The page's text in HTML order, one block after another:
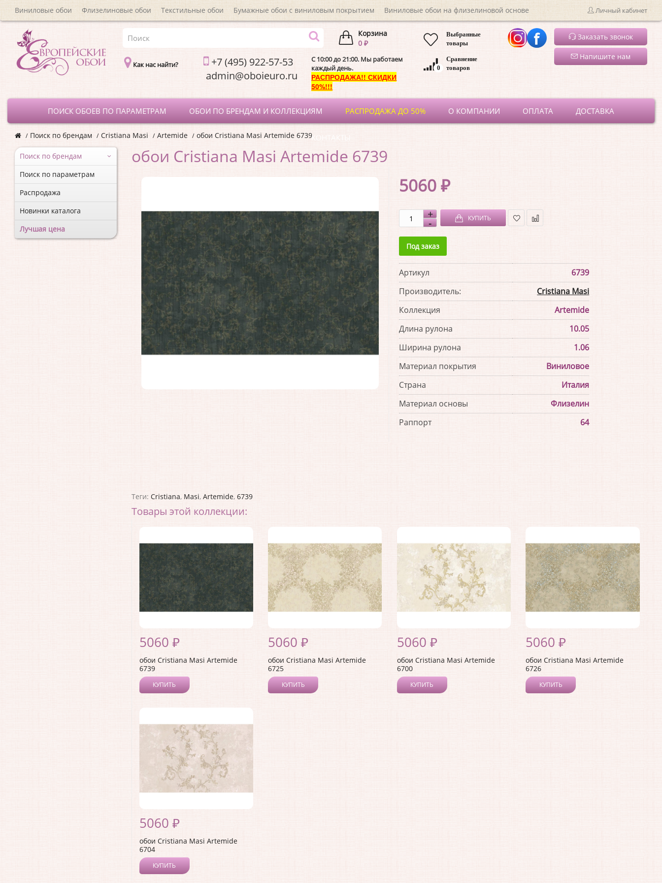
Виниловые обои Флизелиновые обои Текстильные обои Бумажные обои с виниловым покрытием Виниловые обои на флизелиновой основе Личный кабинет
Корзина
0 ₽
Как нас найти?
+7 (495) 922-57-53
admin@oboieuro.ru
C 10:00 до 21:00. Мы работаем
каждый день.
РАСПРОДАЖА!! СКИДКИ
50%!!!
Выбранные
товары
Сравнение
товаров
0
Заказать звонок
Напишите нам
ПОИСК ОБОЕВ ПО ПАРАМЕТРАМ ОБОИ ПО БРЕНДАМ И КОЛЛЕКЦИЯМ РАСПРОДАЖА ДО 50% О КОМПАНИИ ОПЛАТА ДОСТАВКА
КОНТАКТЫ
Поиск по брендам Cristiana Masi Artemide обои Cristiana Masi Artemide 6739
Поиск по брендам
Поиск по параметрам
Распродажа
Новинки каталога
Лучшая цена
обои Cristiana Masi Artemide 6739
5060 ₽
КУПИТЬ
Под заказ
Артикул
6739
Производитель:
Cristiana Masi
Коллекция
Artemide
Длина рулона
10.05
Ширина рулона
1.06
Материал покрытия
Виниловое
Страна
Италия
Материал основы
Флизелин
Раппорт
64
Теги: Cristiana, Masi, Artemide, 6739
Товары этой коллекции:
5060 ₽
обои Cristiana Masi Artemide
6739
КУПИТЬ
5060 ₽
обои Cristiana Masi Artemide
6725
КУПИТЬ
5060 ₽
обои Cristiana Masi Artemide
6700
КУПИТЬ
5060 ₽
обои Cristiana Masi Artemide
6726
КУПИТЬ
5060 ₽
обои Cristiana Masi Artemide
6704
КУПИТЬ